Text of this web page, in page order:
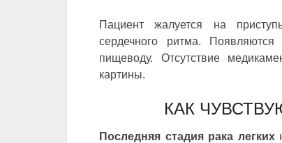
Пациент жалуется на
сердечного ритма.
пищеводу. Отсутствие
картины.
КАК
Последняя стадия рака легких